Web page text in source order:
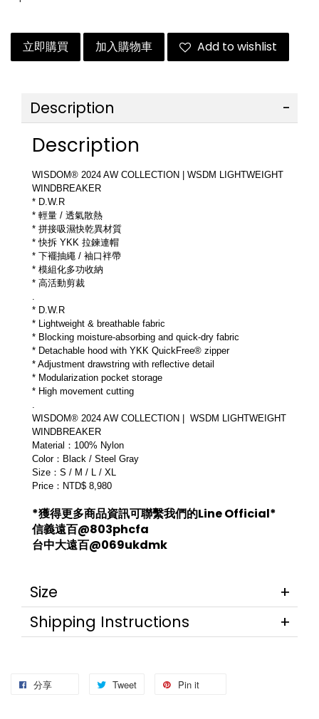
立即購買 加入購物車 Add to wishlist
Description
Description
WISDOM® 2024 AW COLLECTION | WSDM LIGHTWEIGHT
WINDBREAKER
* D.W.R
* 輕量 / 透氣散熱
* 拼接吸濕快乾異材質
* 快拆 YKK 拉鍊連帽
* 下襬抽繩 / 袖口袢帶
* 模組化多功收納
* 高活動剪裁
.
* D.W.R
* Lightweight & breathable fabric
* Blocking moisture-absorbing and quick-dry fabric
* Detachable hood with YKK QuickFree® zipper
* Adjustment drawstring with reflective detail
* Modularization pocket storage
* High movement cutting
.
WISDOM® 2024 AW COLLECTION |  WSDM LIGHTWEIGHT
WINDBREAKER
Material：100% Nylon
Color：Black / Steel Gray
Size：S / M / L / XL
Price：NTD$ 8,980
*獲得更多商品資訊可聯繫我們的Line Official*
信義遠百@803phcfa
台中大遠百@069ukdmk
Size
Shipping Instructions
分享 Tweet Pin it